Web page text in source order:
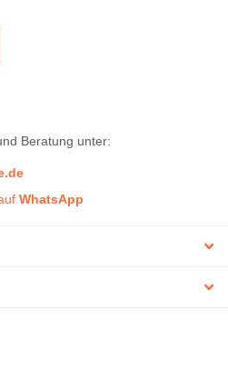
Beratung unter:
WhatsApp